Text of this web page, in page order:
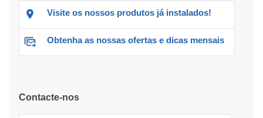
Visite os nossos produtos já instalados!
Obtenha as nossas ofertas e dicas mensais
Contacte-nos